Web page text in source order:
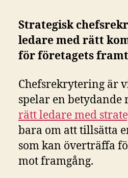
Strategisk
ledare med rätt
för företagets
Chefsrekrytering är
spelar en
rätt ledare med
bara om att tillsätta
som kan överträffa
mot framgång.